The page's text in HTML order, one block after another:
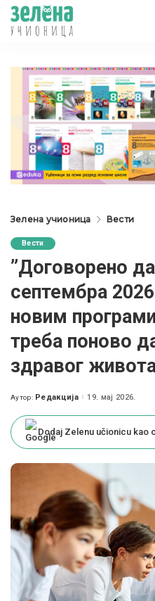
Зелена учионица Вести
Вести
”Договорено
септембра
новим
треба поново
здравог
Posted
Аутор: Редакција 19. мај 2026.
Dodaj Zelenu učionicu kao